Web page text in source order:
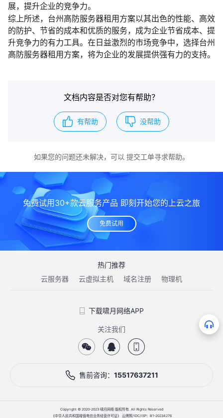
展，提升企业的竞争力。
综上所述，台州高防服务器租用方案以其出色的性能、高效
的防护、节省的成本和优质的服务，成为企业节省成本、提
升竞争力的有力工具。在日益激烈的市场竞争中，选择台州
高防服务器租用方案，将为企业的发展提供强有力的支持。
文档内容是否对您有帮助？
有帮助 没帮助
如果您的问题还未解决，可以 提交工单寻求帮助。
免费试用30+款云服务产品 即刻开始您的上云之旅
免费试用
热门推荐
云服务器
云虚拟主机 域名注册 物理机
下载啸月网络APP
关注我们
售前咨询： 15517637211
Copyright © 2020-2023 啸月网络 版权所有. All Rights Reserved
《中华人民共和国增值电信业务经营许可证》 云牌照/IDC/ISP：B1-20234276